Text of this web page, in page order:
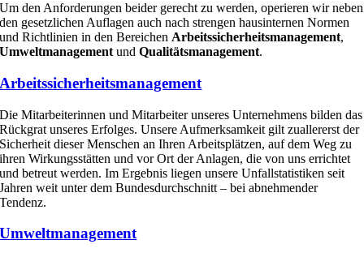
Um den Anforderungen beider gerecht zu werden, operieren wir neben
den gesetzlichen Auflagen auch nach strengen hausinternen Normen
und Richtlinien in den Bereichen Arbeitssicherheitsmanagement,
Umweltmanagement undQualitätsmanagement.
Arbeitssicherheitsmanagement
Die Mitarbeiterinnen und Mitarbeiter unseres Unternehmens bilden das
Rückgrat unseres Erfolges. Unsere Aufmerksamkeit gilt zuallererst der
Sicherheit dieser Menschen an Ihren Arbeitsplätzen, auf dem Weg zu
ihren Wirkungsstätten und vor Ort der Anlagen, die von uns errichtet
und betreut werden. Im Ergebnis liegen unsere Unfallstatistiken seit
Jahren weit unter dem Bundesdurchschnitt – bei abnehmender
Tendenz.
Umweltmanagement